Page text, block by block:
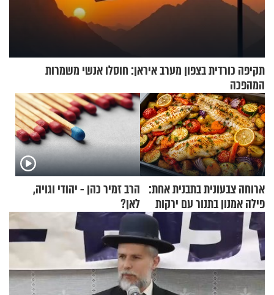
תקיפה כורדית בצפון מערב איראן: חוסלו אנשי משמרות
המהפכה
ארוחה צבעונית בתבנית אחת:
פילה אמנון בתנור עם ירקות
הרב זמיר כהן - יהודי וגויה,
לאן?